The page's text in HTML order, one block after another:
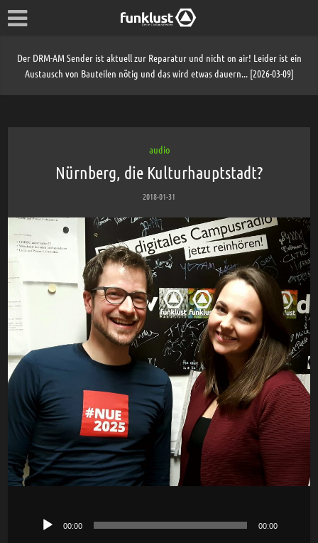
Der DRM-AM Sender ist aktuell zur Reparatur und nicht on air! Leider ist ein
Austausch von Bauteilen nötig und das wird etwas dauern... [2026-03-09]
audio
Nürnberg, die Kulturhauptstadt?
2018-01-31
00:00 00:00